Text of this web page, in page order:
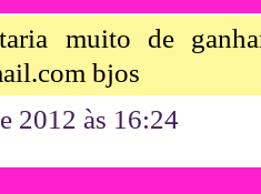
muito de
bjos
2012 às 16:24